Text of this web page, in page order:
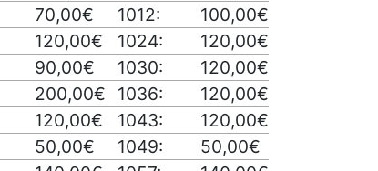
70,00€ 1012:
100,00€
120,00€ 1024:
120,00€
90,00€ 1030:
120,00€
200,00€ 1036:
120,00€
120,00€ 1043:
120,00€
50,00€ 1049:
50,00€